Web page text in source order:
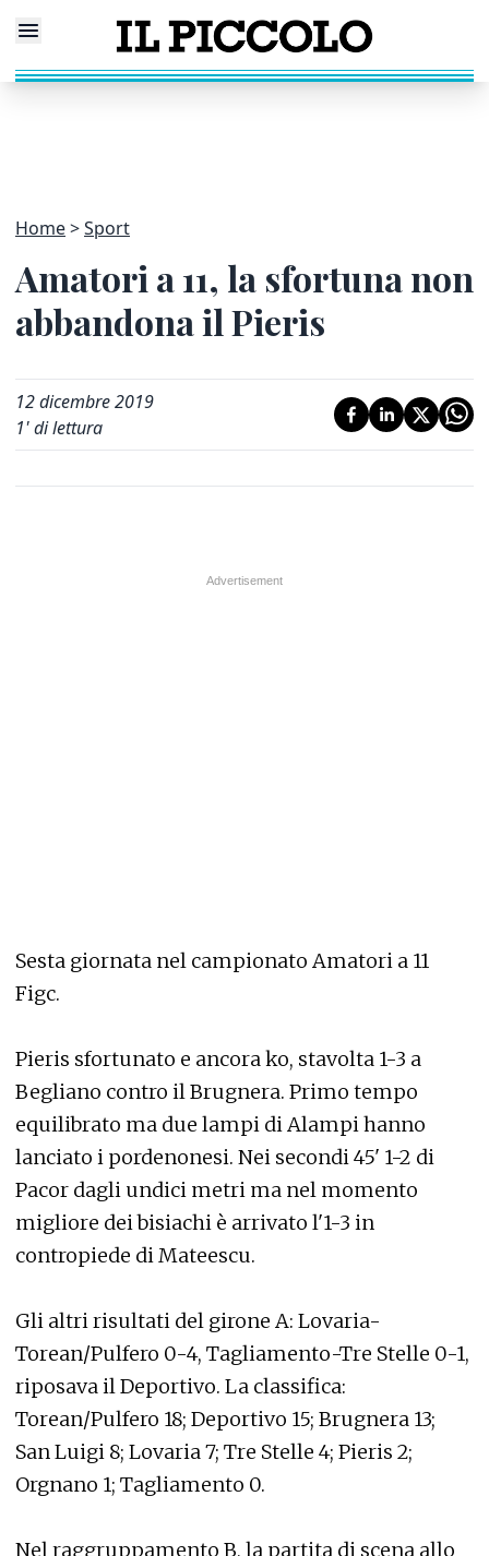
Home Sport
Amatori a 11, la sfortuna non
abbandona il Pieris
12 dicembre 2019
1' di lettura
Sesta giornata nel campionato Amatori a 11
Figc.
Pieris sfortunato e ancora ko, stavolta 1-3 a
Begliano contro il Brugnera. Primo tempo
equilibrato ma due lampi di Alampi hanno
lanciato i pordenonesi. Nei secondi 45' 1-2 di
Pacor dagli undici metri ma nel momento
migliore dei bisiachi è arrivato l'1-3 in
contropiede di Mateescu.
Gli altri risultati del girone A: Lovaria-
Torean/Pulfero 0-4, Tagliamento-Tre Stelle 0-1,
riposava il Deportivo. La classifica:
Torean/Pulfero 18; Deportivo 15; Brugnera 13;
San Luigi 8; Lovaria 7; Tre Stelle 4; Pieris 2;
Orgnano 1; Tagliamento 0.
Nel raggruppamento B, la partita di scena allo